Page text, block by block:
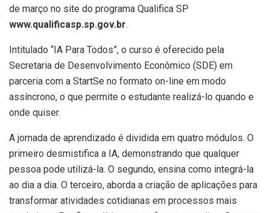
de março no site do programa Qualifica SP
www.qualificasp.sp.gov.br.
Intitulado “IA Para Todos”, o curso é oferecido pela
Secretaria de Desenvolvimento Econômico (SDE) em
parceria com a StartSe no formato on-line em modo
assíncrono, o que permite o estudante realizá-lo quando e
onde quiser.
A jornada de aprendizado é dividida em quatro módulos. O
primeiro desmistifica a IA, demonstrando que qualquer
pessoa pode utilizá-la. O segundo, ensina como integrá-la
ao dia a dia. O terceiro, aborda a criação de aplicações para
transformar atividades cotidianas em processos mais